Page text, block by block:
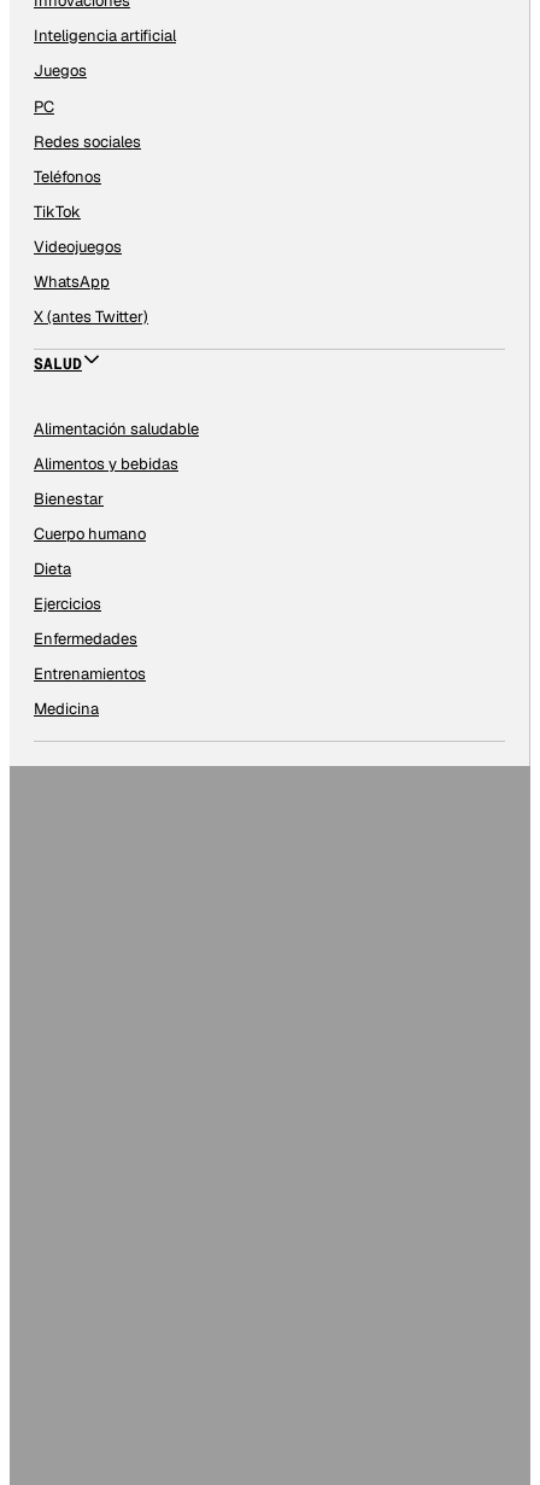
Inteligencia artificial
Juegos
PC
Redes sociales
Teléfonos
TikTok
Videojuegos
WhatsApp
X (antes Twitter)
SALUD
Alimentación saludable
Alimentos y bebidas
Bienestar
Cuerpo humano
Dieta
Ejercicios
Enfermedades
Entrenamientos
Medicina